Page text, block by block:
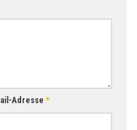
Adresse*